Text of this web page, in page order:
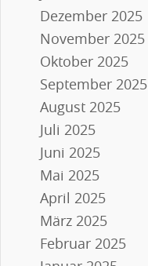
Dezember 2025
November 2025
Oktober 2025
September 2025
August 2025
Juli 2025
Juni 2025
Mai 2025
April 2025
März 2025
Februar 2025